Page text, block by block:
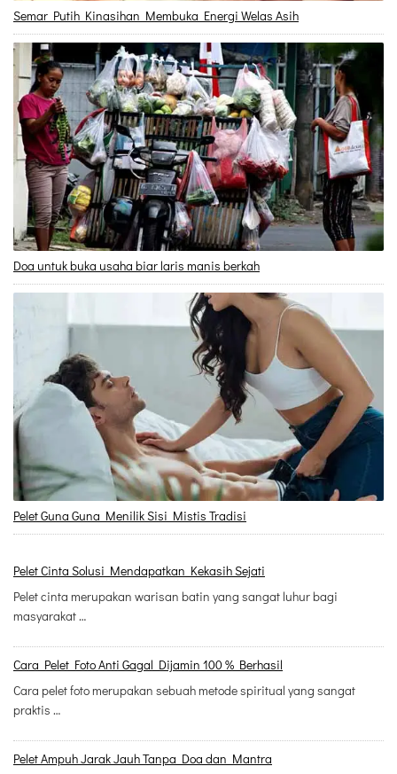
Semar Putih Kinasihan Membuka Energi Welas Asih
Doa untuk buka usaha biar laris manis berkah
Pelet Guna Guna Menilik Sisi Mistis Tradisi
Pelet Cinta Solusi Mendapatkan Kekasih Sejati
Pelet cinta merupakan warisan batin yang sangat luhur bagi
masyarakat …
Cara Pelet Foto Anti Gagal Dijamin 100 % Berhasil
Cara pelet foto merupakan sebuah metode spiritual yang sangat
praktis …
Pelet Ampuh Jarak Jauh Tanpa Doa dan Mantra